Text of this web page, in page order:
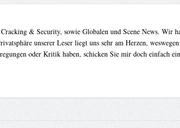
& Security, sowie Globalen und Scene News. Wir
unserer Leser liegt uns sehr am Herzen,
oder Kritik haben, schicken Sie mir doch einfach